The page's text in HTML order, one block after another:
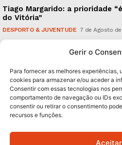
Gerir o
Para fornecer as melhores experiências,
cookies para armazenar e/ou aceder a
Consentir com essas tecnologias nos
comportamento de navegação ou IDs
consentir ou retirar o consentimento
recursos e funções.
Aceitar
Tiago Margarido: a prioridade
do Vitória”
DESPORTO & JUVENTUDE 7 de Agosto de
caudais e antecipa situações
Subscreva